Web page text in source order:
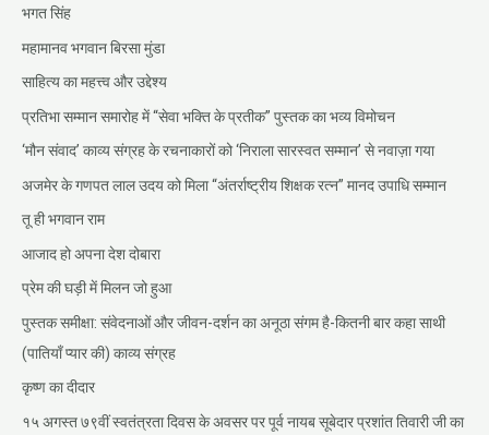
भगत सिंह
महामानव भगवान बिरसा मुंडा
साहित्य का महत्त्व और उद्देश्य
प्रतिभा सम्मान समारोह में “सेवा भक्ति के प्रतीक” पुस्तक का भव्य विमोचन
‘मौन संवाद’ काव्य संग्रह के रचनाकारों को ‘निराला सारस्वत सम्मान’ से नवाज़ा गया
अजमेर के गणपत लाल उदय को मिला “अंतर्राष्ट्रीय शिक्षक रत्न” मानद उपाधि सम्मान
तू ही भगवान राम
आजाद हो अपना देश दोबारा
प्रेम की घड़ी में मिलन जो हुआ
पुस्तक समीक्षा: संवेदनाओं और जीवन-दर्शन का अनूठा संगम है-कितनी बार कहा साथी
(पातियाँ प्यार की) काव्य संग्रह
कृष्ण का दीदार
१५ अगस्त ७९वीं स्वतंत्रता दिवस के अवसर पर पूर्व नायब सूबेदार प्रशांत तिवारी जी का